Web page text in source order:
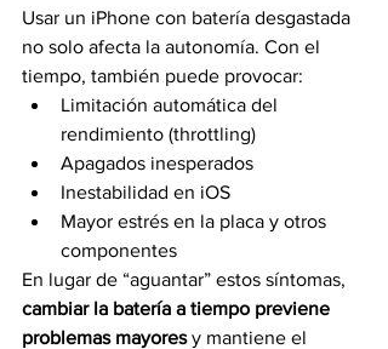
Usar un iPhone con batería desgastada
no solo afecta la autonomía. Con el
tiempo, también puede provocar:
Limitación automática del
rendimiento (throttling)
Apagados inesperados
Inestabilidad en iOS
Mayor estrés en la placa y otros
componentes
En lugar de “aguantar” estos síntomas,
cambiar la batería a tiempo previene
problemas mayores y mantiene el